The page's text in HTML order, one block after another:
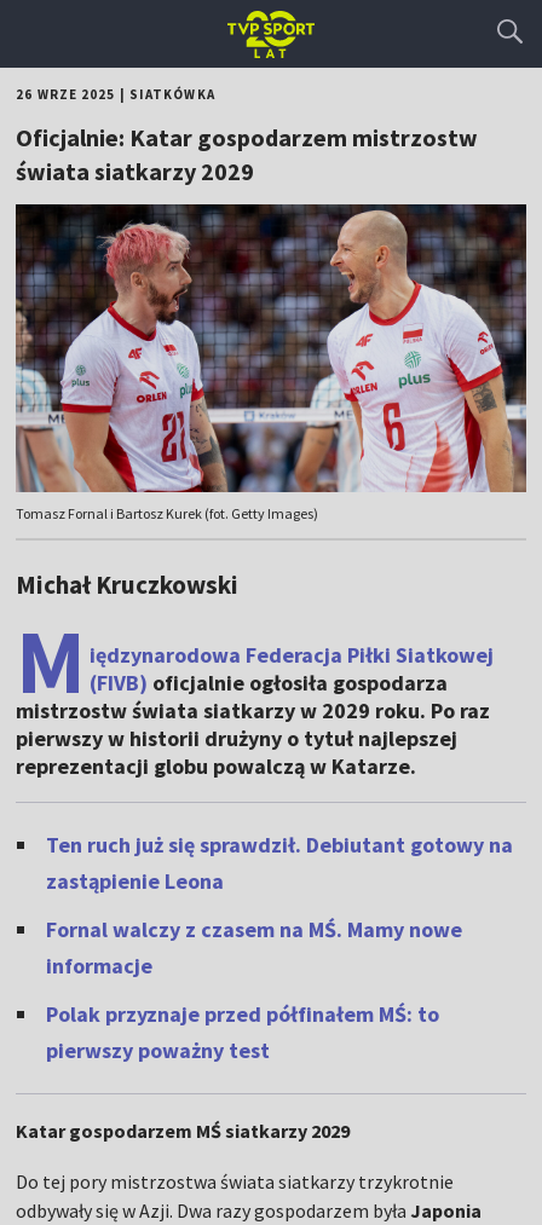
26 WRZE 2025 SIATKÓWKA
Oficjalnie: Katar gospodarzem mistrzostw
świata siatkarzy 2029
Tomasz Fornal i Bartosz Kurek (fot. Getty Images)
Michał Kruczkowski
M iędzynarodowa Federacja Piłki Siatkowej
(FIVB) oficjalnie ogłosiła gospodarza
mistrzostw świata siatkarzy w 2029 roku. Po raz
pierwszy w historii drużyny o tytuł najlepszej
reprezentacji globu powalczą w Katarze.
Ten ruch już się sprawdził. Debiutant gotowy na
zastąpienie Leona
Fornal walczy z czasem na MŚ. Mamy nowe
informacje
Polak przyznaje przed półfinałem MŚ: to
pierwszy poważny test
Katar gospodarzem MŚ siatkarzy 2029
Do tej pory mistrzostwa świata siatkarzy trzykrotnie
odbywały się w Azji. Dwa razy gospodarzem była Japonia